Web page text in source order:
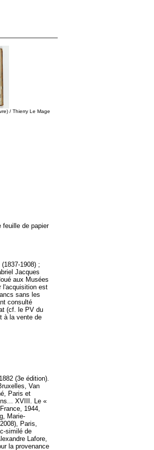
/ Thierry Le Mage
feuille de papier
1908) ;
Jacques
aux Musées
l'acquisition est
sans les
consulté
(cf. le PV du
à la vente de
(3e édition).
Van
Paris et
XVIII. Le «
1944,
Marie-
Paris,
similé de
Lafore,
la provenance